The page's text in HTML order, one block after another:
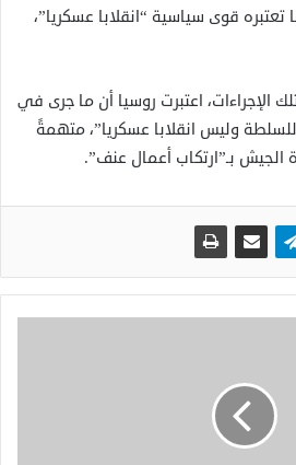
تعتبره قوى سياسية “انقلابا عسكريا”،
الإجراءات، اعتبرت روسيا أن ما جرى في
وليس انقلابا عسكريا”، متهمةً
الجيش بـ”ارتكاب أعمال عنف”.